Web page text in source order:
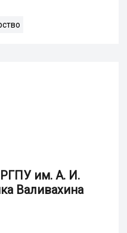
им. А. И.
Валивахина